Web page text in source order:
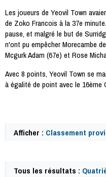
Les joueurs de Yeovil Town
de Zoko Francois à la 37e
pause, et malgré le but de
n'ont pu empêcher Morecambe
Mcgurk Adam (67e) et Rose
Avec 8 points, Yeovil Town se
à égalité de point avec le 16ème
Afficher : Classement
Tous les résultats :